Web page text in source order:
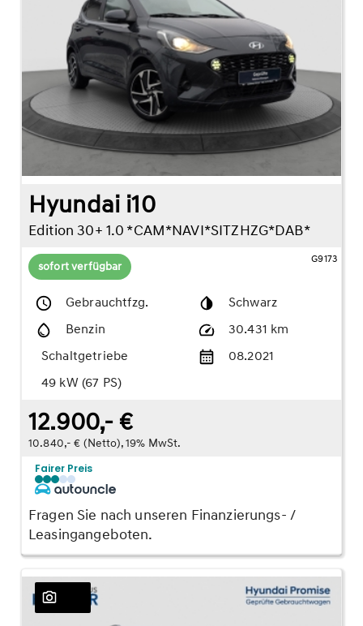
Hyundai i10
Edition 30+ 1.0 *CAM*NAVI*SITZHZG*DAB*
sofort verfügbar
G9173
Gebrauchtfzg.
Schwarz
Benzin
30.431 km
Schaltgetriebe
08.2021
49 kW (67 PS)
12.900,- €
10.840,- € (Netto), 19% MwSt.
Fairer Preis
Fragen Sie nach unseren Finanzierungs- /
Leasingangeboten.